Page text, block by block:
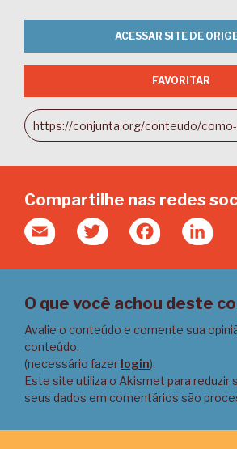
ACESSAR SITE DE
FAVORITAR
Compartilhe nas redes
Email Twitter Facebook
O que você achou deste
Avalie o conteúdo e comente sua
conteúdo.
(necessário fazer login).
Este site utiliza o Akismet para reduzir
seus dados em comentários são